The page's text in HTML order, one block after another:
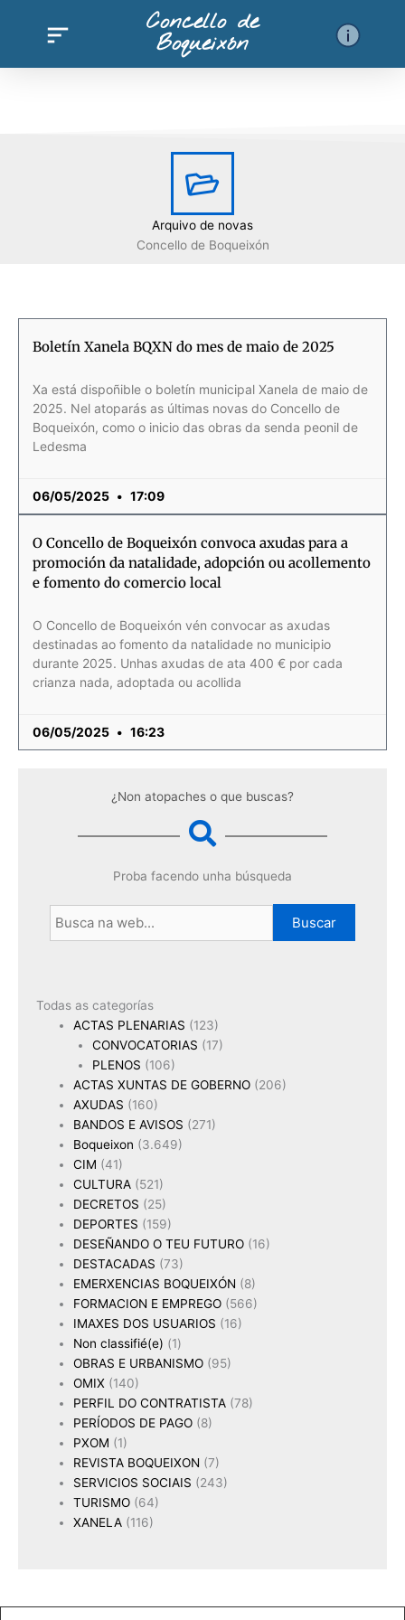
Concello de
Boqueixón
Arquivo de novas
Concello de Boqueixón
Boletín Xanela BQXN do mes de maio de 2025
Xa está dispoñible o boletín municipal Xanela de maio de
2025. Nel atoparás as últimas novas do Concello de
Boqueixón, como o inicio das obras da senda peonil de
Ledesma
06/05/2025 17:09
O Concello de Boqueixón convoca axudas para a
promoción da natalidade, adopción ou acollemento
e fomento do comercio local
O Concello de Boqueixón vén convocar as axudas
destinadas ao fomento da natalidade no municipio
durante 2025. Unhas axudas de ata 400 € por cada
crianza nada, adoptada ou acollida
06/05/2025 16:23
¿Non atopaches o que buscas?
Proba facendo unha búsqueda
Buscar
Todas as categorías
ACTAS PLENARIAS (123)
CONVOCATORIAS (17)
PLENOS (106)
ACTAS XUNTAS DE GOBERNO (206)
AXUDAS (160)
BANDOS E AVISOS (271)
Boqueixon (3.649)
CIM (41)
CULTURA (521)
DECRETOS (25)
DEPORTES (159)
DESEÑANDO O TEU FUTURO (16)
DESTACADAS (73)
EMERXENCIAS BOQUEIXÓN (8)
FORMACION E EMPREGO (566)
IMAXES DOS USUARIOS (16)
Non classifié(e) (1)
OBRAS E URBANISMO (95)
OMIX (140)
PERFIL DO CONTRATISTA (78)
PERÍODOS DE PAGO (8)
PXOM (1)
REVISTA BOQUEIXON (7)
SERVICIOS SOCIAIS (243)
TURISMO (64)
XANELA (116)